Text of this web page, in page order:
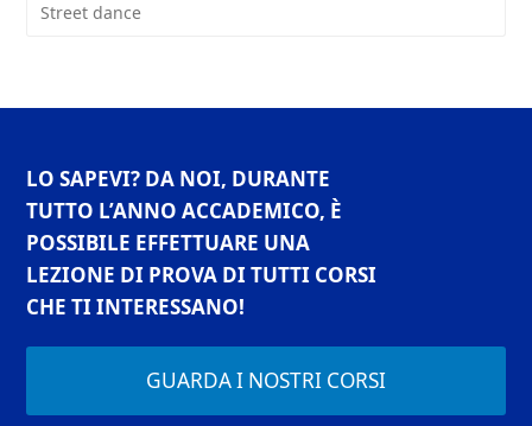
Street dance
LO SAPEVI? DA NOI, DURANTE
TUTTO L’ANNO ACCADEMICO, È
POSSIBILE EFFETTUARE UNA
LEZIONE DI PROVA DI TUTTI CORSI
CHE TI INTERESSANO!
GUARDA I NOSTRI CORSI